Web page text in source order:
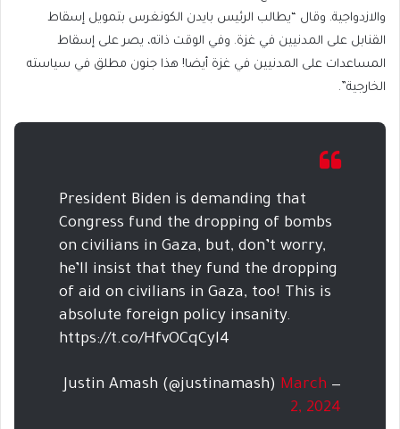
والازدواجية. وقال “يطالب الرئيس بايدن الكونغرس بتمويل إسقاط
القنابل على المدنيين في غزة. وفي الوقت ذاته، يصر على إسقاط
المساعدات على المدنيين في غزة أيضا! هذا جنون مطلق في سياسته
الخارجية”.
President Biden is demanding that
Congress fund the dropping of bombs
on civilians in Gaza, but, don’t worry,
he’ll insist that they fund the dropping
of aid on civilians in Gaza, too! This is
absolute foreign policy insanity.
https://t.co/HfvOCqCyl4
— Justin Amash (@justinamash)
March
2, 2024